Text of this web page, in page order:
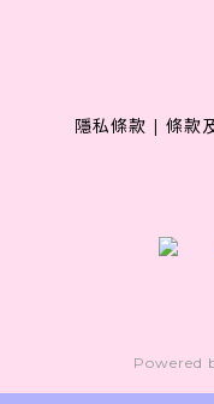
隱私條款 | 條款
Powered